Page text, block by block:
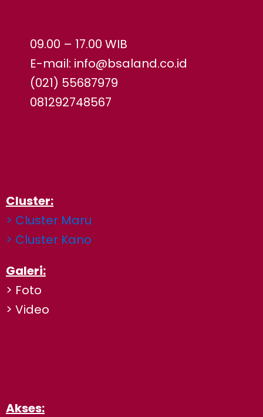
09.00 – 17.00 WIB
E-mail: info@bsaland.co.id
(021) 55687979
081292748567
Cluster:
> Cluster Maru
> Cluster Kano
Galeri:
> Foto
> Video
Akses: